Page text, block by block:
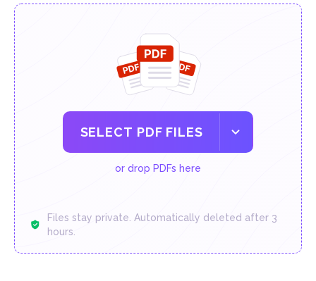
SELECT PDF FILES
or drop PDFs here
Files stay private. Automatically deleted after 3
hours.